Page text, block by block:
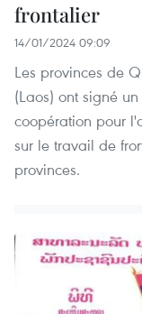
frontalier
14/01/2024 09:09
Les provinces de
(Laos) ont signé
coopération pour
sur le travail de
provinces.